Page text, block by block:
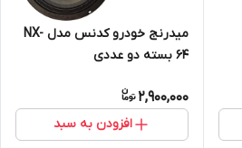
میدرنج خودرو کدنس مدل NX-
64 بسته دو عددی
2,900,000
افزودن به سبد